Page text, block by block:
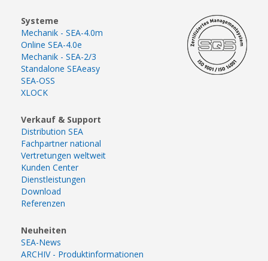
Systeme
Mechanik - SEA-4.0m
Online SEA-4.0e
Mechanik - SEA-2/3
Standalone SEAeasy
SEA-OSS
XLOCK
Verkauf & Support
Distribution SEA
Fachpartner national
Vertretungen weltweit
Kunden Center
Dienstleistungen
Download
Referenzen
Neuheiten
SEA-News
ARCHIV - Produktinformationen